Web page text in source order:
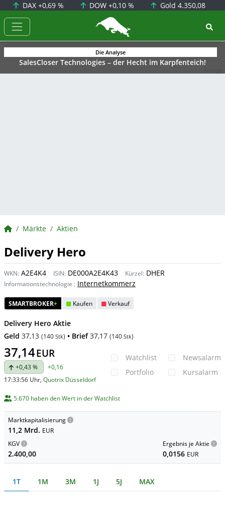
DAX +0,69 % DOW+0,10 % Gold 4.350,08
BörsenNEWS.de
Die Analyse
SalesCloser Technologies – der Hecht im Karpfenteich!
BörsenNEWS.de
Märkte Aktien
Delivery Hero
WKN: A2E4K4 ISIN: DE000A2E4K43 Kürzel: DHER
Informationstechnologie : Internetkommerz
SMARTBROKER+ Kaufen Verkauf
Delivery Hero Aktie
Geld 37,13 (140 Stk) • Brief 37,17 (140 Stk)
37,14EUR
+0,43 %
+0,16
17:33:56 Uhr, Quotrix Düsseldorf
Watchlist
Portfolio
Newsalarm
Kursalarm
5.670 haben den Wert in der Watchlist
Marktkapitalisierung
11,2 Mrd. EUR
KGV
2.400,00
Ergebnis je Aktie
0,0156 EUR
1T 1M 3M 1J 5J MAX